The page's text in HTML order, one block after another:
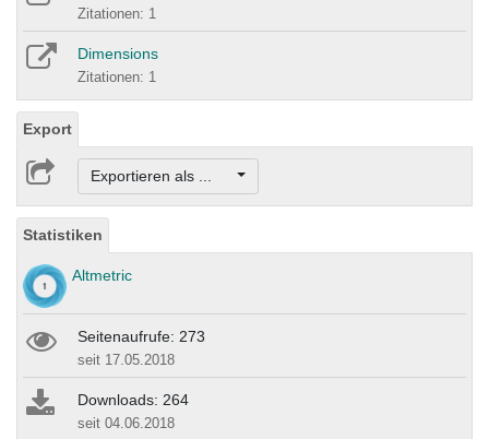
Zitationen: 1
Dimensions
Zitationen: 1
Export
Exportieren als ...
Statistiken
Altmetric
Seitenaufrufe: 273
seit 17.05.2018
Downloads: 264
seit 04.06.2018